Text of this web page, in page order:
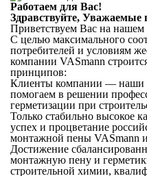
Работаем для Вас!
Здравствуйте, Уважаемые
Приветствуем Вас на нашем
С целью максимального
потребителей и условиям
компании VASmann
принципов:
Клиенты компании — наши
помогаем в решении
герметизации при
Только стабильно высокое
успех и процветание
монтажной пены VASmann
Достижение
монтажную пену и
строительной химии,